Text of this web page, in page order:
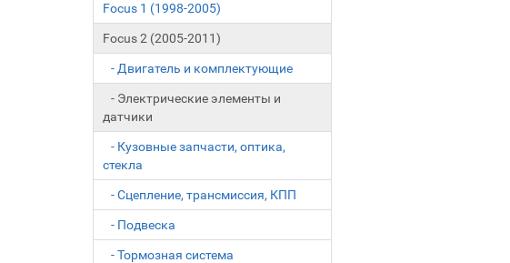
Focus 1 (1998-2005)
Focus 2 (2005-2011)
- Двигатель и комплектующие
- Электрические элементы и
датчики
- Кузовные запчасти, оптика,
стекла
- Сцепление, трансмиссия, КПП
- Подвеска
- Тормозная система